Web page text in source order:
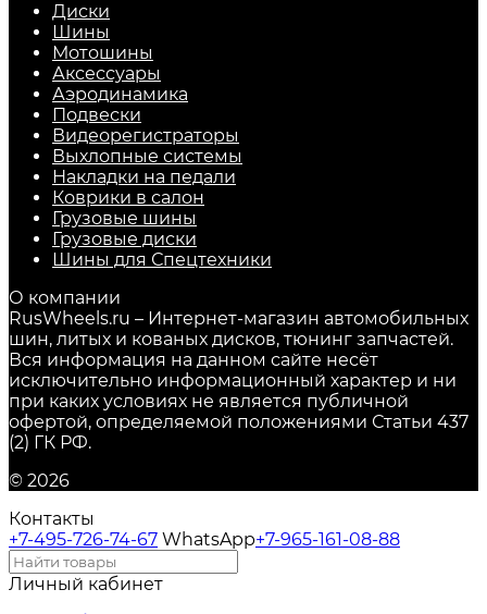
Диски
Шины
Мотошины
Аксессуары
Аэродинамика
Подвески
Видеорегистраторы
Выхлопные системы
Накладки на педали
Коврики в салон
Грузовые шины
Грузовые диски
Шины для Спецтехники
О компании
RusWheels.ru – Интернет-магазин автомобильных
шин, литых и кованых дисков, тюнинг запчастей.
Вся информация на данном сайте несёт
исключительно информационный характер и ни
при каких условиях не является публичной
офертой, определяемой положениями Статьи 437
(2) ГК РФ.
© 2026
Контакты
+7-495-726-74-67 WhatsApp+7-965-161-08-88
Личный кабинет